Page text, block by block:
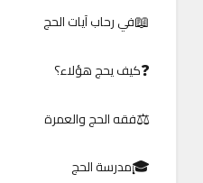
📖في رحاب آيات الحج
❓كيف يحج هؤلاء؟
⚖️فقه الحج والعمرة
🎓مدرسة الحج